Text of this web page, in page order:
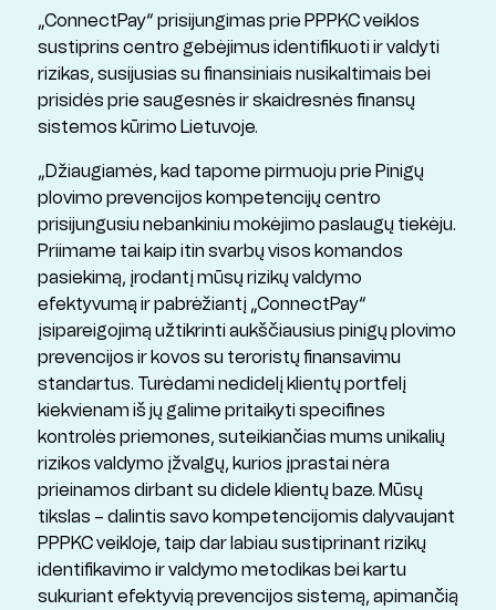
„ConnectPay“ prisijungimas prie PPPKC veiklos
sustiprins centro gebėjimus identifikuoti ir valdyti
rizikas, susijusias su finansiniais nusikaltimais bei
prisidės prie saugesnės ir skaidresnės finansų
sistemos kūrimo Lietuvoje.
„Džiaugiamės, kad tapome pirmuoju prie Pinigų
plovimo prevencijos kompetencijų centro
prisijungusiu nebankiniu mokėjimo paslaugų tiekėju.
Priimame tai kaip itin svarbų visos komandos
pasiekimą, įrodantį mūsų rizikų valdymo
efektyvumą ir pabrėžiantį „ConnectPay“
įsipareigojimą užtikrinti aukščiausius pinigų plovimo
prevencijos ir kovos su teroristų finansavimu
standartus. Turėdami nedidelį klientų portfelį
kiekvienam iš jų galime pritaikyti specifines
kontrolės priemones, suteikiančias mums unikalių
rizikos valdymo įžvalgų, kurios įprastai nėra
prieinamos dirbant su didele klientų baze. Mūsų
tikslas – dalintis savo kompetencijomis dalyvaujant
PPPKC veikloje, taip dar labiau sustiprinant rizikų
identifikavimo ir valdymo metodikas bei kartu
sukuriant efektyvią prevencijos sistemą, apimančią